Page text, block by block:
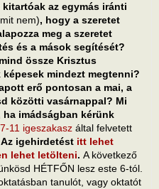
az egymás iránti
nem), hogy a szeretet
meg a szeretet
és a mások segítését?
össze Krisztus
mindezt megtenni?
erő pontosan a mai, a
közötti vasárnappal? Mi
imádságban kérünk
11 igeszakasz által felvetett
Az igehirdetést itt lehet
lehet letölteni. A következő
HÉTFŐN lesz este 6-tól.
tanulót, vagy oktatót